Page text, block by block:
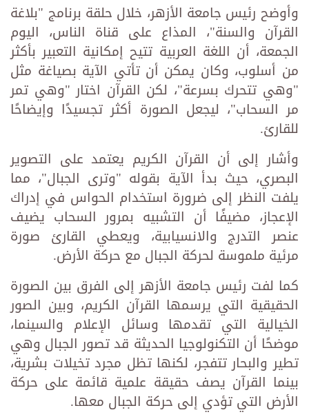
وأوضح رئيس جامعة الأزهر، خلال حلقة برنامج "بلاغة
القرآن والسنة"، المذاع على قناة الناس، اليوم
الجمعة، أن اللغة العربية تتيح إمكانية التعبير بأكثر
من أسلوب، وكان يمكن أن تأتي الآية بصياغة مثل
"وهي تتحرك بسرعة"، لكن القرآن اختار "وهي تمر
مر السحاب"، ليجعل الصورة أكثر تجسيدًا وإيضاحًا
للقارئ.
وأشار إلى أن القرآن الكريم يعتمد على التصوير
البصري، حيث بدأ الآية بقوله "وترى الجبال"، مما
يلفت النظر إلى ضرورة استخدام الحواس في إدراك
الإعجاز، مضيفًا أن التشبيه بمرور السحاب يضيف
عنصر التدرج والانسيابية، ويعطي القارئ صورة
مرئية ملموسة لحركة الجبال مع حركة الأرض.
كما لفت رئيس جامعة الأزهر إلى الفرق بين الصورة
الحقيقية التي يرسمها القرآن الكريم، وبين الصور
الخيالية التي تقدمها وسائل الإعلام والسينما،
موضحًا أن التكنولوجيا الحديثة قد تصور الجبال وهي
تطير والبحار تتفجر، لكنها تظل مجرد تخيلات بشرية،
بينما القرآن يصف حقيقة علمية قائمة على حركة
الأرض التي تؤدي إلى حركة الجبال معها.